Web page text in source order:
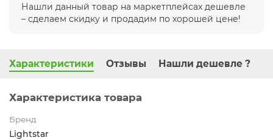
Нашли данный товар на маркетплейсах дешевле
– сделаем скидку и продадим по хорошей цене!
Характеристики Отзывы Нашли дешевле ?
Характеристика товара
Бренд
Lightstar